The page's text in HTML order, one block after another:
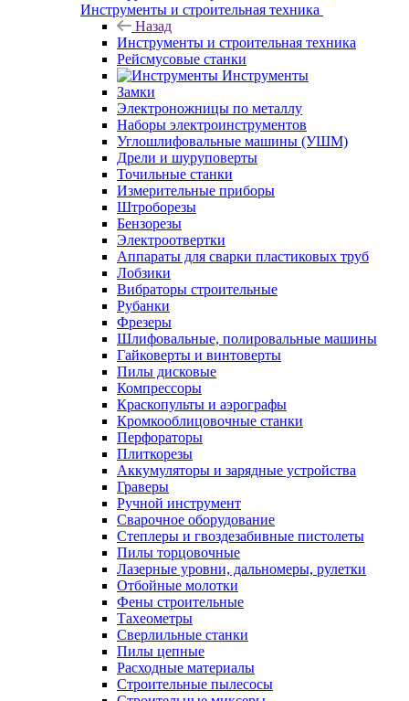
Инструменты и строительная техника
Назад
Инструменты и строительная техника
Рейсмусовые станки
Инструменты
Замки
Электроножницы по металлу
Наборы электроинструментов
Углошлифовальные машины (УШМ)
Дрели и шуруповерты
Точильные станки
Измерительные приборы
Штроборезы
Бензорезы
Электроотвертки
Аппараты для сварки пластиковых труб
Лобзики
Вибраторы строительные
Рубанки
Фрезеры
Шлифовальные, полировальные машины
Гайковерты и винтоверты
Пилы дисковые
Компрессоры
Краскопульты и аэрографы
Кромкооблицовочные станки
Перфораторы
Плиткорезы
Аккумуляторы и зарядные устройства
Граверы
Ручной инструмент
Сварочное оборудование
Степлеры и гвоздезабивные пистолеты
Пилы торцовочные
Лазерные уровни, дальномеры, рулетки
Отбойные молотки
Фены строительные
Тахеометры
Сверлильные станки
Пилы цепные
Расходные материалы
Строительные пылесосы